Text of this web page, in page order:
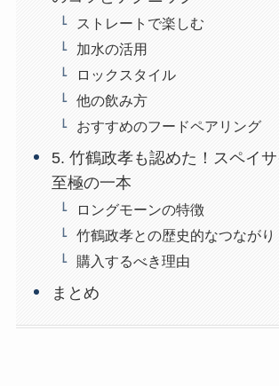
ストレートで楽しむ
加水の活用
ロックスタイル
他の飲み方
おすすめのフードペアリング
5. 竹鶴政孝も認めた！スペイ
至極の一本
ロングモーンの特徴
竹鶴政孝との歴史的なつながり
購入するべき理由
まとめ